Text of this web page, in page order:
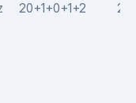
20+1+0+1+2